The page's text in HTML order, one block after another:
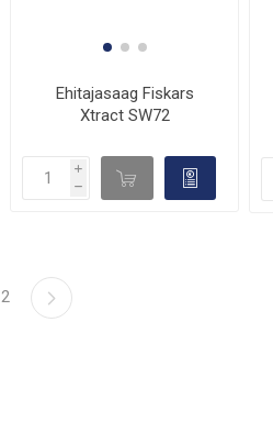
Ehitajasaag Fiskars
Xtract SW72
i
h d 
2